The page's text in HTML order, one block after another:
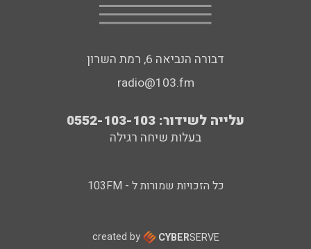
דבורה הנביאה 6, רמת השרון
radio@103.fm
עלייה לשידור: 0552-103-103
בעלות שיחה רגילה
כל הזכויות שמורות ל - 103FM
created by CYBERSERVE